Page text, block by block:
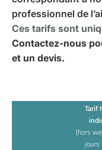
professionnel de
Ces tarifs sont
Contactez-nous
et un devis.
Tarif
(hors
jours